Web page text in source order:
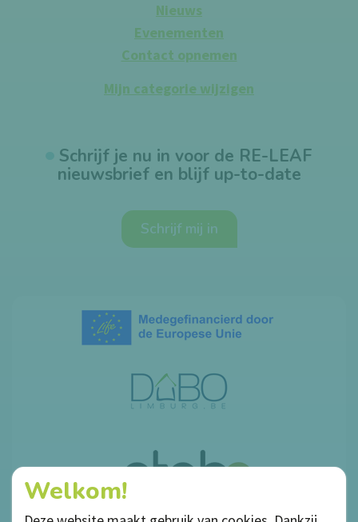
Nieuws
Evenementen
Contact opnemen
Mijn categorie wijzigen
Schrijf je nu in voor de RE-LEAF
nieuwsbrief en blijf up-to-date
Schrijf mij in
Welkom!